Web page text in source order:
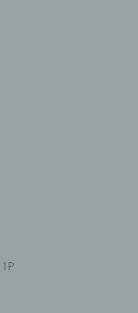
juristische
andere Stelle,
offengelegt werden,
bei ihr um einen
die im
Recht der
gelten jedoch
Person,
dem
des
Daten zu